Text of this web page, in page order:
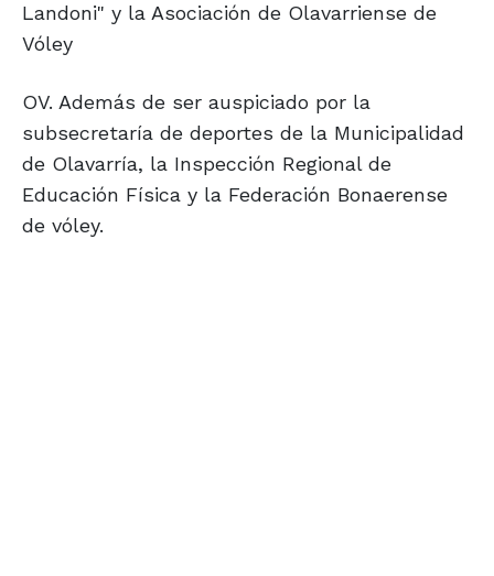
Landoni" y la Asociación de Olavarriense de
Vóley
OV. Además de ser auspiciado por la
subsecretaría de deportes de la Municipalidad
de Olavarría, la Inspección Regional de
Educación Física y la Federación Bonaerense
de vóley.